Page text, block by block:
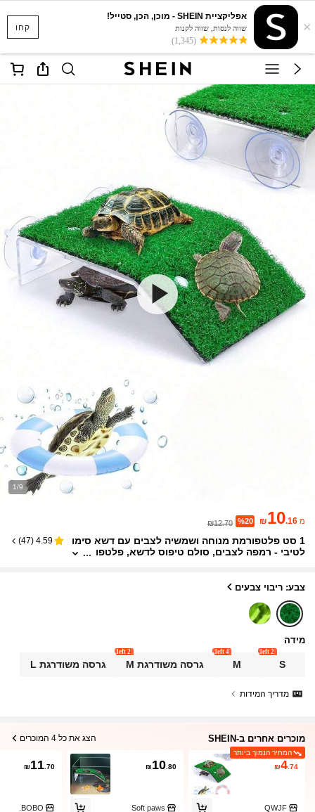
קחו ×
אפליקציית SHEIN - מוכן, הכן, סטייל!
שווה לנסות, שווה לקנות
(1,345)
1/9
מ ₪10.16
%20
₪12.70
1 סט פלטפורמת מנוחה ושמשיה לצבים עם דשא סימו
לטיבי - רמפה לצבים, סולם טיפוס לדשא, פלטפו
לזוחלים
4.59
(
47
)
צבע: ריבוי צבעים
מידה
S
2 left
M
4 left
גרסה משודרגת M
2 left
גרסה משודרגת L
מדריך המידות
מוכרים אחרים ב-SHEIN הצג את כל 4 המוכרים
המחיר הנמוך ביותר
₪4 .74
QWJF
₪10 .80
Soft paws
₪11 .70
BOBO.